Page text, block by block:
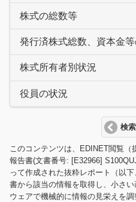
株式の総数等
発行済株式総数、資本金
株式所有者別状況
役員の状況
検
このコンテンツは、EDINET閲覧
報告書(文書番号: [E32966]
って作成された抜粋レポート（以
書から該当の情報を取得し、小さ
ウェアで機械的に情報の見栄えを